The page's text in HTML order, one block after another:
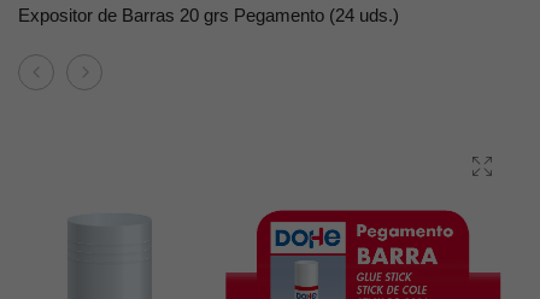
Expositor de Barras 20 grs Pegamento (24 uds.)
Product
Dohe
grs
Dohe
Barras